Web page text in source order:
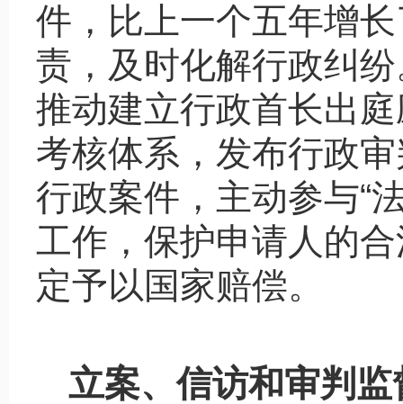
件，比上一个五年增
责，及时化解行政纠
推动建立行政首长出
考核体系，发布行政
行政案件，主动参与“
工作，保护申请人的
定予以国家赔偿。
立案、信访和审判监